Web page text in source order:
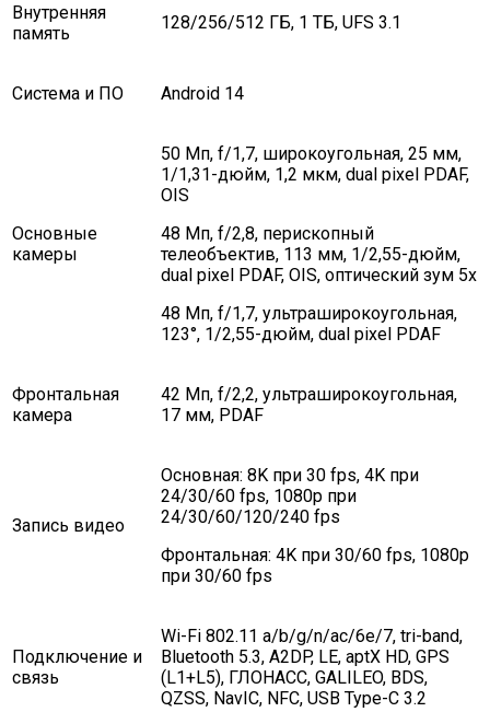
Внутренняя
память
128/256/512 ГБ, 1 ТБ, UFS 3.1
Система и ПО Android 14
Основные
камеры
50 Мп, f/1,7, широкоугольная, 25 мм,
1/1,31-дюйм, 1,2 мкм, dual pixel PDAF,
OIS
48 Мп, f/2,8, перископный
телеобъектив, 113 мм, 1/2,55-дюйм,
dual pixel PDAF, OIS, оптический зум 5x
48 Мп, f/1,7, ультраширокоугольная,
123°, 1/2,55-дюйм, dual pixel PDAF
Фронтальная
камера
42 Мп, f/2,2, ультраширокоугольная,
17 мм, PDAF
Запись видео
Основная: 8K при 30 fps, 4K при
24/30/60 fps, 1080p при
24/30/60/120/240 fps
Фронтальная: 4K при 30/60 fps, 1080p
при 30/60 fps
Подключение и
связь
Wi-Fi 802.11 a/b/g/n/ac/6e/7, tri-band,
Bluetooth 5.3, A2DP, LE, aptX HD, GPS
(L1+L5), ГЛОНАСС, GALILEO, BDS,
QZSS, NavIC, NFC, USB Type-C 3.2